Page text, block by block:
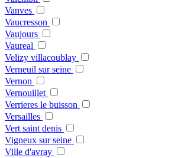
Vanves
Vaucresson
Vaujours
Vaureal
Velizy villacoublay
Verneuil sur seine
Vernon
Vernouillet
Verrieres le buisson
Versailles
Vert saint denis
Vigneux sur seine
Ville d'avray